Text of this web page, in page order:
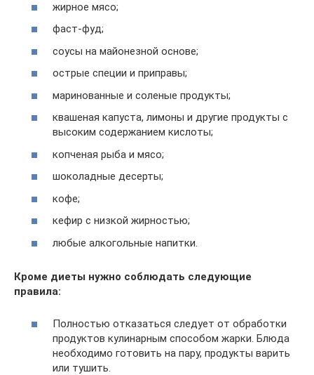
жирное мясо;
фаст-фуд;
соусы на майонезной основе;
острые специи и приправы;
маринованные и соленые продукты;
квашеная капуста, лимоны и другие продукты с
высоким содержанием кислоты;
копченая рыба и мясо;
шоколадные десерты;
кофе;
кефир с низкой жирностью;
любые алкогольные напитки.
Кроме диеты нужно соблюдать следующие
правила:
Полностью отказаться следует от обработки
продуктов кулинарным способом жарки. Блюда
необходимо готовить на пару, продукты варить
или тушить.